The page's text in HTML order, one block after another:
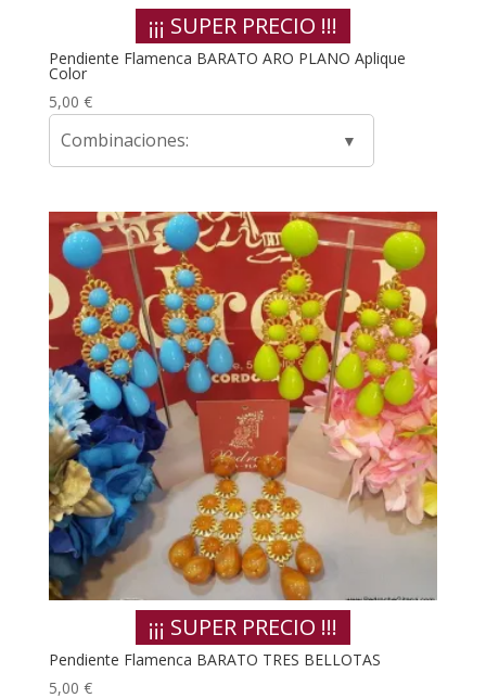
¡¡¡ SUPER PRECIO !!!
Pendiente Flamenca BARATO ARO PLANO Aplique
Color
5,00 €
Combinaciones:
¡¡¡ SUPER PRECIO !!!
Pendiente Flamenca BARATO TRES BELLOTAS
5,00 €